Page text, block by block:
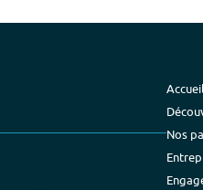
Accueil
Nos